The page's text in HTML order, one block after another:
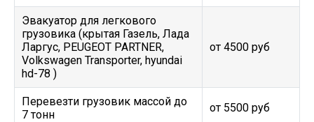
Эвакуатор для легкового
грузовика (крытая Газель, Лада
Ларгус, PEUGEOT PARTNER,
Volkswagen Transporter, hyundai
hd-78 )
от 4500 руб
Перевезти грузовик массой до
7 тонн
от 5500 руб